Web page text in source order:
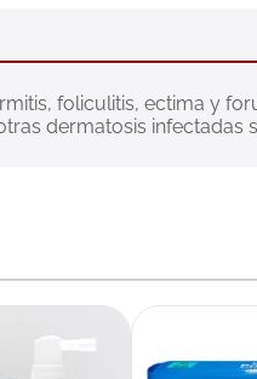
foliculitis, ectima y
dermatosis infectadas